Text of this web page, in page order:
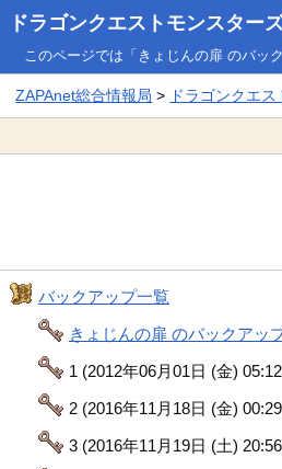
ドラゴンクエストモンスター
このページでは「きょじんの扉 のバッ
ZAPAnet総合情報局 > ドラゴンクエ
バックアップ一覧
きょじんの扉 のバックアッ
1 (2012年06月01日 (金)
2 (2016年11月18日 (金)
3 (2016年11月19日 (土)